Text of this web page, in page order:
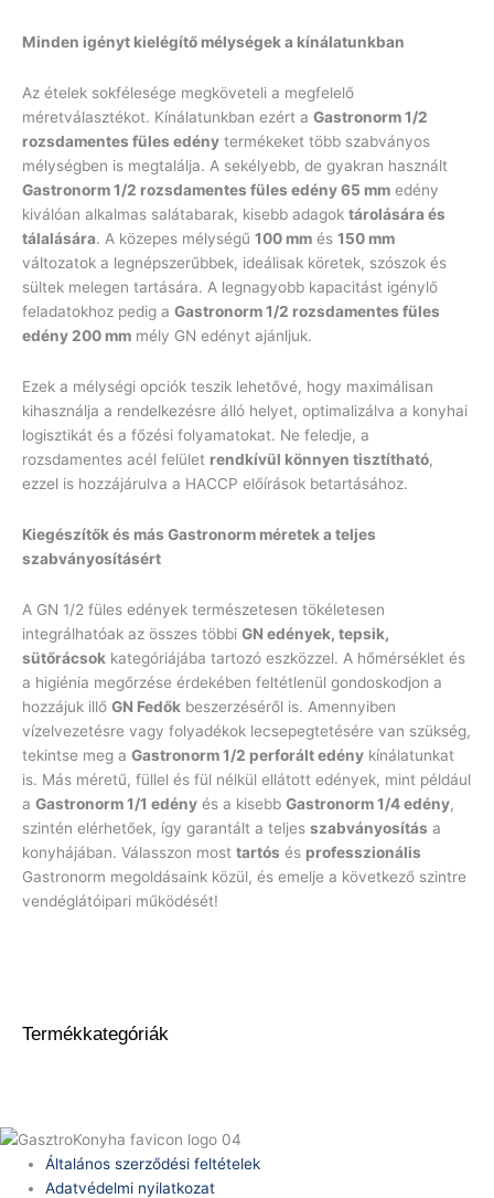
Termékkategóriák
Minden igényt kielégítő mélységek a kínálatunkban
Az ételek sokfélesége megköveteli a megfelelő
méretválasztékot. Kínálatunkban ezért a Gastronorm 1/2
rozsdamentes füles edény termékeket több szabványos
mélységben is megtalálja. A sekélyebb, de gyakran használt
Gastronorm 1/2 rozsdamentes füles edény 65 mm edény
kiválóan alkalmas salátabarak, kisebb adagok tárolására és
tálalására. A közepes mélységű 100 mm és 150 mm
változatok a legnépszerűbbek, ideálisak köretek, szószok és
sültek melegen tartására. A legnagyobb kapacitást igénylő
feladatokhoz pedig a Gastronorm 1/2 rozsdamentes füles
edény 200 mm mély GN edényt ajánljuk.
Ezek a mélységi opciók teszik lehetővé, hogy maximálisan
kihasználja a rendelkezésre álló helyet, optimalizálva a konyhai
logisztikát és a főzési folyamatokat. Ne feledje, a
rozsdamentes acél felület rendkívül könnyen tisztítható,
ezzel is hozzájárulva a HACCP előírások betartásához.
Kiegészítők és más Gastronorm méretek a teljes
szabványosításért
A GN 1/2 füles edények természetesen tökéletesen
integrálhatóak az összes többi GN edények, tepsik,
sütőrácsok kategóriájába tartozó eszközzel. A hőmérséklet és
a higiénia megőrzése érdekében feltétlenül gondoskodjon a
hozzájuk illő GN Fedők beszerzéséről is. Amennyiben
vízelvezetésre vagy folyadékok lecsepegtetésére van szükség,
tekintse meg a Gastronorm 1/2 perforált edény kínálatunkat
is. Más méretű, füllel és fül nélkül ellátott edények, mint például
a Gastronorm 1/1 edény és a kisebb Gastronorm 1/4 edény,
szintén elérhetőek, így garantált a teljes szabványosítás a
konyhájában. Válasszon most tartós és professzionális
Gastronorm megoldásaink közül, és emelje a következő szintre
vendéglátóipari működését!
Általános szerződési feltételek
Adatvédelmi nyilatkozat